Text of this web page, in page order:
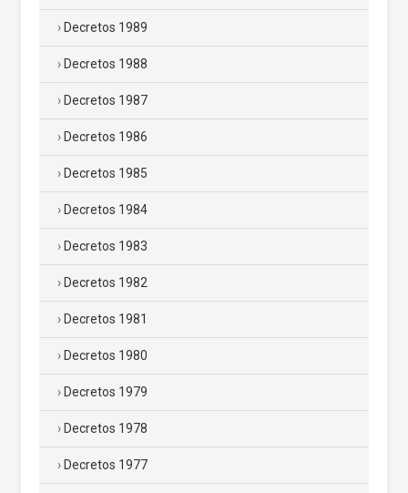
Decretos 1989
Decretos 1988
Decretos 1987
Decretos 1986
Decretos 1985
Decretos 1984
Decretos 1983
Decretos 1982
Decretos 1981
Decretos 1980
Decretos 1979
Decretos 1978
Decretos 1977